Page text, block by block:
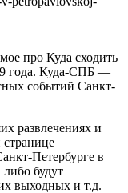
про Куда сходить
года. Куда-СПБ —
событий Санкт-
развлечениях и
Петербурге в
либо будут
выходных и т.д.